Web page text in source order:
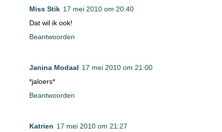
Miss Stik 17 mei 2010 om 20:40
Dat wil ik ook!
Beantwoorden
Janina Modaal 17 mei 2010 om 21:00
*jaloers*
Beantwoorden
Katrien 17 mei 2010 om 21:27